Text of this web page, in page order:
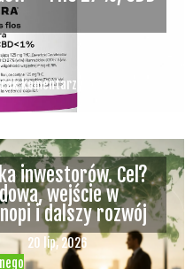
komentarzy
20 lip, 2026
inwestorów. Cel?
wejście w
i dalszy rozwój